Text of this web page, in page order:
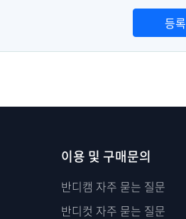
등록
이용 및 구매문의
반디캠 자주 묻는 질문
반디컷 자주 묻는 질문